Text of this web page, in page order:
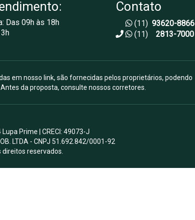
Das 09h às 18h
Contato
(11) 93620-8866
(11) 2813-7000
em nosso link, são fornecidas pelos proprietários, podendo
da proposta, consulte nossos corretores.
Prime | CRECI: 49073-J
LTDA - CNPJ 51.692.842/0001-92
direitos reservados.